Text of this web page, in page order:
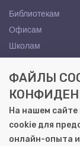
Библиотекам
Офисам
Школам
КОНТАКТЫ
Саратов, ул.
+7 (8452) 72-65-
gemera@moya-
ФАЙЛЫ
На нашем
cookie для
онлайн-опыта